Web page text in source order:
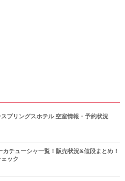
スプリングスホテル 空室情報・予約状況
カチューシャ一覧！販売状況&値段まとめ！
ック